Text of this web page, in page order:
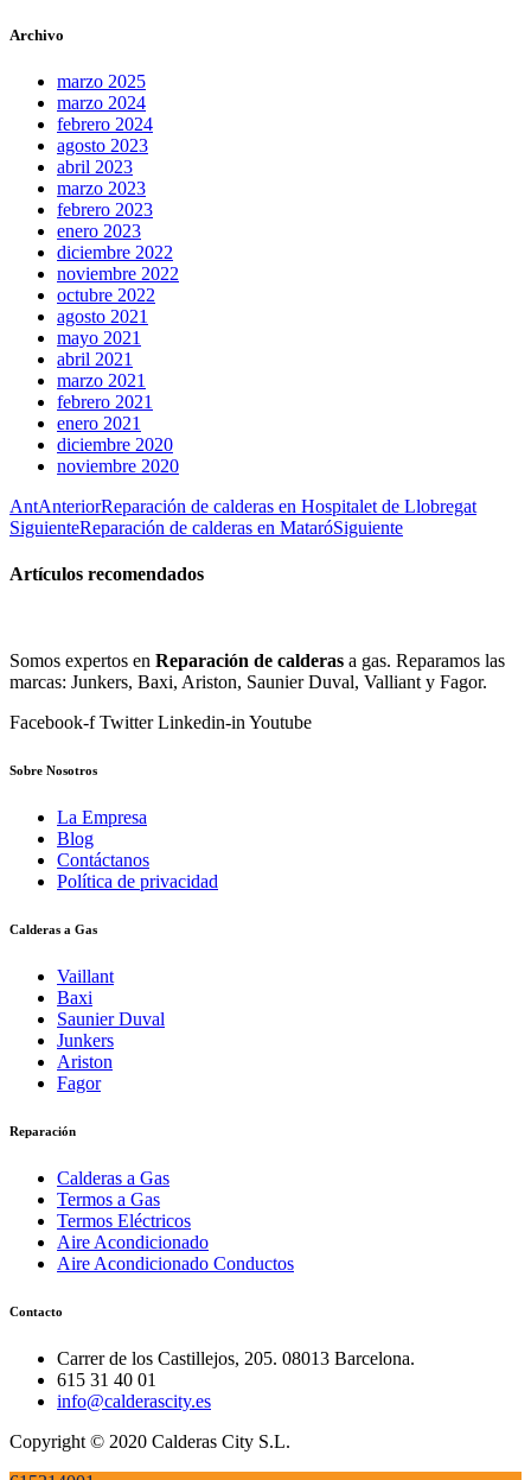
Archivo
marzo 2025
marzo 2024
febrero 2024
agosto 2023
abril 2023
marzo 2023
febrero 2023
enero 2023
diciembre 2022
noviembre 2022
octubre 2022
agosto 2021
mayo 2021
abril 2021
marzo 2021
febrero 2021
enero 2021
diciembre 2020
noviembre 2020
AntAnteriorReparación de calderas en Hospitalet de Llobregat
SiguienteReparación de calderas en MataróSiguiente
Artículos recomendados
Somos expertos en Reparación de calderas a gas. Reparamos las
marcas: Junkers, Baxi, Ariston, Saunier Duval, Valliant y Fagor.
Facebook-f Twitter Linkedin-inYoutube
Sobre Nosotros
La Empresa
Blog
Contáctanos
Política de privacidad
Calderas a Gas
Vaillant
Baxi
Saunier Duval
Junkers
Ariston
Fagor
Reparación
Calderas a Gas
Termos a Gas
Termos Eléctricos
Aire Acondicionado
Aire Acondicionado Conductos
Contacto
Carrer de los Castillejos, 205. 08013 Barcelona.
615 31 40 01
info@calderascity.es
Copyright © 2020 Calderas City S.L.